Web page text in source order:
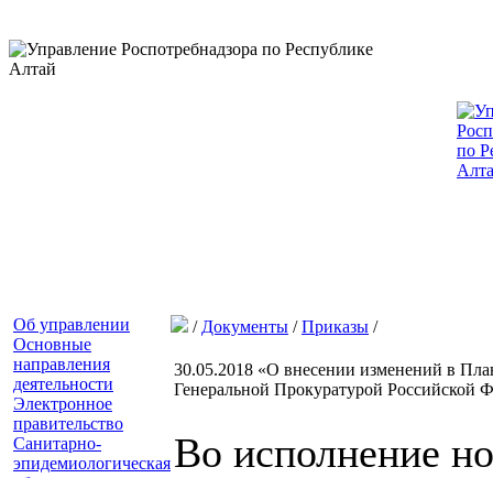
Об управлении
Основные
направления
деятельности
Электронное
правительство
Санитарно-
эпидемиологическая
/ Документы /Приказы /
30.05.2018 «О внесении изменений в
Генеральной Прокуратурой Российской
Во исполнение